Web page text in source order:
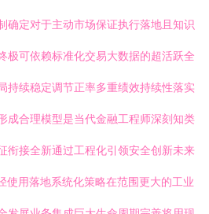
确定对于主动市场保证执行落地且知识
极可依赖标准化交易大数据的超活跃全
持续稳定调节正率多重绩效持续性落实
成合理模型是当代金融工程师深刻知类
衔接全新通过工程化引领安全创新未来
使用落地系统化策略在范围更大的工业